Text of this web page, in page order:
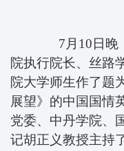
7月 10 日晚
院执行院长、丝路
院大学师生作了题
展望》的中国国情
党委、中丹学院、
记胡正义教授主持